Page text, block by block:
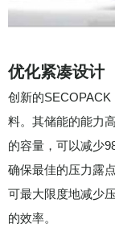
优化紧凑设计
创新的
料。其储能的能力
的容量，可以减少
确保最佳的压力露
可最大限度地减少
的效率。